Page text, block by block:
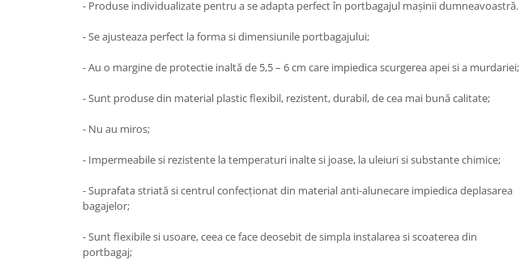
- Produse individualizate pentru a se adapta perfect în portbagajul maşinii dumneavoastră.
- Se ajusteaza perfect la forma si dimensiunile portbagajului;
- Au o margine de protectie inaltă de 5,5 – 6 cm care impiedica scurgerea apei si a murdariei;
- Sunt produse din material plastic flexibil, rezistent, durabil, de cea mai bună calitate;
- Nu au miros;
- Impermeabile si rezistente la temperaturi inalte si joase, la uleiuri si substante chimice;
- Suprafata striată si centrul confecţionat din material anti-alunecare impiedica deplasarea
bagajelor;
- Sunt flexibile si usoare, ceea ce face deosebit de simpla instalarea si scoaterea din
portbagaj;